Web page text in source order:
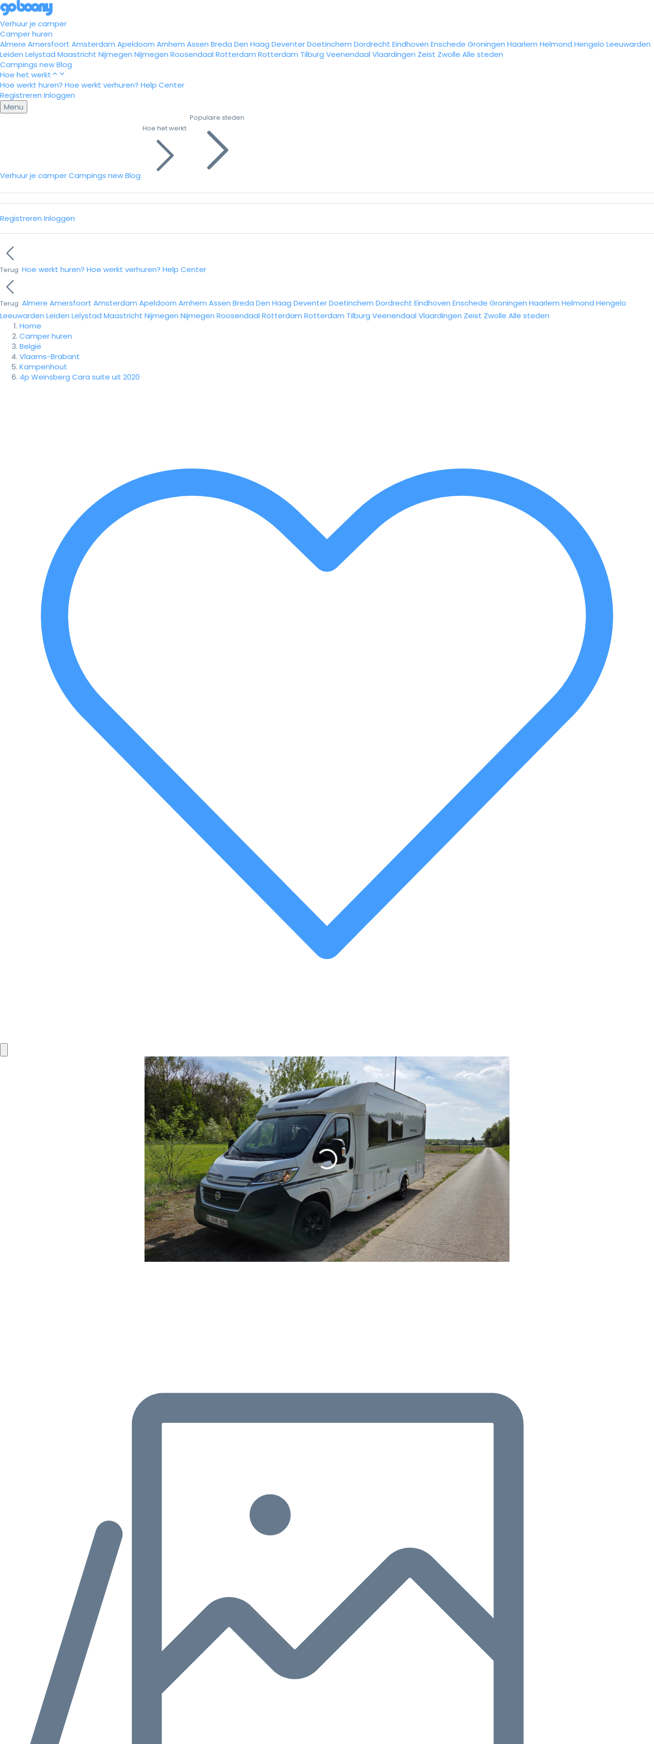
Verhuur je camper
Camper huren
Almere Amersfoort Amsterdam Apeldoorn Arnhem Assen Breda Den Haag DeventerDoetinchem Dordrecht Eindhoven Enschede Groningen Haarlem Helmond Hengelo Leeuwarden
Leiden Lelystad Maastricht Nijmegen Nijmegen Roosendaal Rotterdam Rotterdam Tilburg Veenendaal Vlaardingen Zeist Zwolle Alle steden
Campings newBlog
Hoe het werkt
Hoe werkt huren? Hoe werkt verhuren? Help Center
Registreren Inloggen
Menu
Verhuur je camperCampings newBlog
Hoe het werkt
Populaire steden
Registreren Inloggen
Terug Hoe werkt huren? Hoe werkt verhuren? Help Center
Terug Almere Amersfoort Amsterdam Apeldoorn Arnhem Assen Breda Den Haag DeventerDoetinchem Dordrecht Eindhoven Enschede Groningen Haarlem Helmond Hengelo
Leeuwarden Leiden Lelystad Maastricht Nijmegen Nijmegen Roosendaal Rotterdam Rotterdam Tilburg Veenendaal Vlaardingen Zeist Zwolle Alle steden
Home
Camper huren
België
Vlaams-Brabant
Kampenhout
4p Weinsberg Cara suite uit 2020